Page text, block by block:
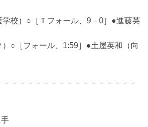
校）○［Ｔフォール、9－0］●進藤英
○［フォール、1:59］●土屋英和（向
－－－－－－－－－－－－－－－－－
手